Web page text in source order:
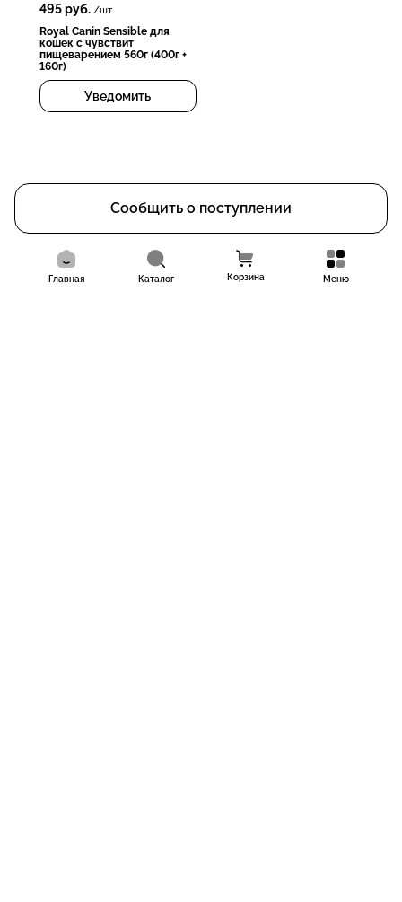
495руб. /шт.
Royal Canin Sensible для
кошек с чувствит
пищеварением 560г (400г +
160г)
Уведомить
Сообщить о поступлении
Главная Каталог Корзина Меню